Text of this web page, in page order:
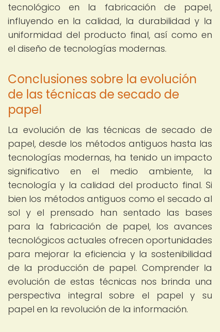
tecnológico en la fabricación de papel,
influyendo en la calidad, la durabilidad y la
uniformidad del producto final, así como en
el diseño de tecnologías modernas.
Conclusiones sobre la evolución
de las técnicas de secado de
papel
La evolución de las técnicas de secado de
papel, desde los métodos antiguos hasta las
tecnologías modernas, ha tenido un impacto
significativo en el medio ambiente, la
tecnología y la calidad del producto final. Si
bien los métodos antiguos como el secado al
sol y el prensado han sentado las bases
para la fabricación de papel, los avances
tecnológicos actuales ofrecen oportunidades
para mejorar la eficiencia y la sostenibilidad
de la producción de papel. Comprender la
evolución de estas técnicas nos brinda una
perspectiva integral sobre el papel y su
papel en la revolución de la información.